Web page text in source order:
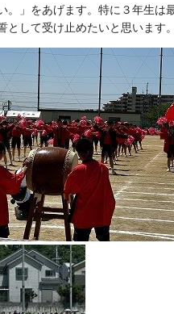
」をあげます。特に３年生は
して受け止めたいと思います。